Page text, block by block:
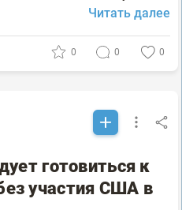
Читать далее
0 0 0
готовиться к
участия США в